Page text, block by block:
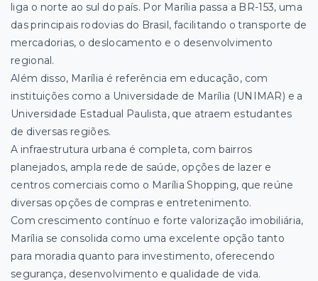
liga o norte ao sul do país. Por Marília passa a BR-153, uma
das principais rodovias do Brasil, facilitando o transporte de
mercadorias, o deslocamento e o desenvolvimento
regional.
Além disso, Marília é referência em educação, com
instituições como a Universidade de Marília (UNIMAR) e a
Universidade Estadual Paulista, que atraem estudantes
de diversas regiões.
A infraestrutura urbana é completa, com bairros
planejados, ampla rede de saúde, opções de lazer e
centros comerciais como o Marília Shopping, que reúne
diversas opções de compras e entretenimento.
Com crescimento contínuo e forte valorização imobiliária,
Marília se consolida como uma excelente opção tanto
para moradia quanto para investimento, oferecendo
segurança, desenvolvimento e qualidade de vida.